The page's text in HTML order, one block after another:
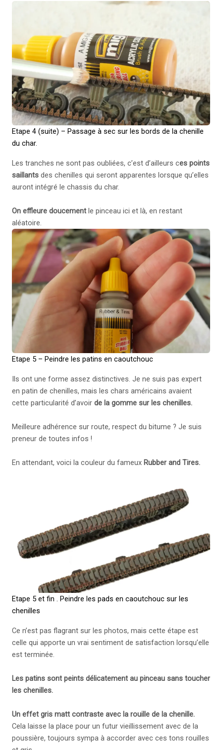
Etape 4 (suite) – Passage à sec sur les bords de la chenille
du char.
Les tranches ne sont pas oubliées, c’est d’ailleurs ces points
saillants des chenilles qui seront apparentes lorsque qu’elles
auront intégré le chassis du char.
On effleure doucement le pinceau ici et là, en restant
aléatoire.
Etape 5 – Peindre les patins en caoutchouc
Ils ont une forme assez distinctives. Je ne suis pas expert
en patin de chenilles, mais les chars américains avaient
cette particularité d’avoir de la gomme sur les chenilles.
Meilleure adhérence sur route, respect du bitume ? Je suis
preneur de toutes infos !
En attendant, voici la couleur du fameux Rubber and Tires.
Etape 5 et fin . Peindre les pads en caoutchouc sur les
chenilles
Ce n’est pas flagrant sur les photos, mais cette étape est
celle qui apporte un vrai sentiment de satisfaction lorsqu’elle
est terminée.
Les patins sont peints délicatement au pinceau sans toucher
les chenilles.
Un effet gris matt contraste avec la rouille de la chenille.
Cela laisse la place pour un futur vieillissement avec de la
poussière, toujours sympa à accorder avec ces tons rouilles